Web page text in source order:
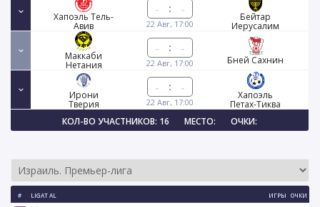
Хапоэль Тель-
Авив
:
22 Авг, 17:00
Бейтар
Иерусалим
Маккаби
Нетания
:
22 Авг, 17:00 Бней Сахнин
Ирони
Тверия
:
22 Авг, 17:00
Хапоэль
Петах-Тиква
КОЛ-ВО УЧАСТНИКОВ: 16
МЕСТО: ОЧКИ:
# LIGAT AL ИГРЫ ОЧКИ